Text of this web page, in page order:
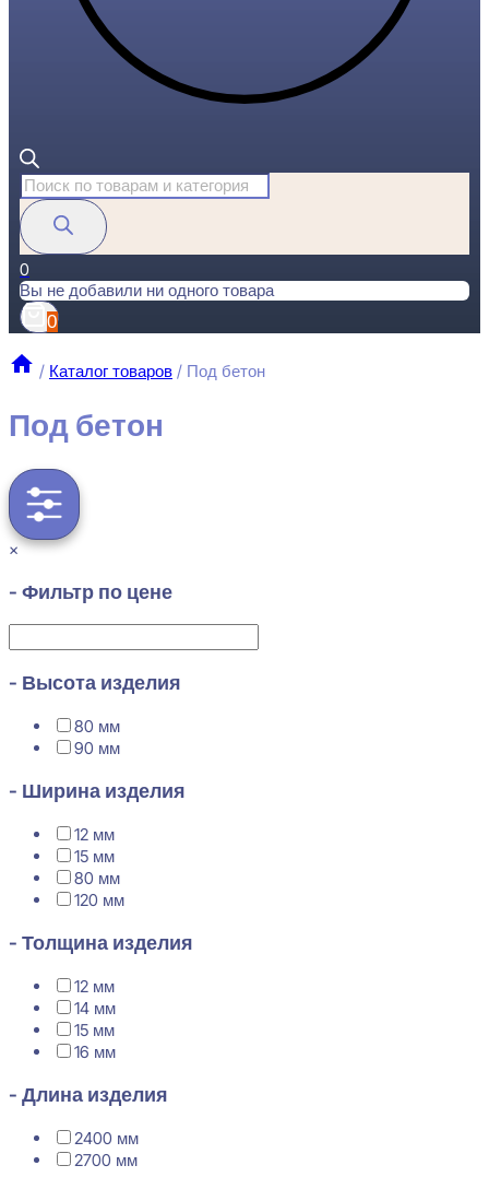
Поиск
товаров
0
Вы не добавили ни одного товара
0
/ Каталог товаров / Под бетон
Под бетон
×
- Фильтр по цене
- Высота изделия
80 мм
90 мм
- Ширина изделия
12 мм
15 мм
80 мм
120 мм
- Толщина изделия
12 мм
14 мм
15 мм
16 мм
- Длина изделия
2400 мм
2700 мм